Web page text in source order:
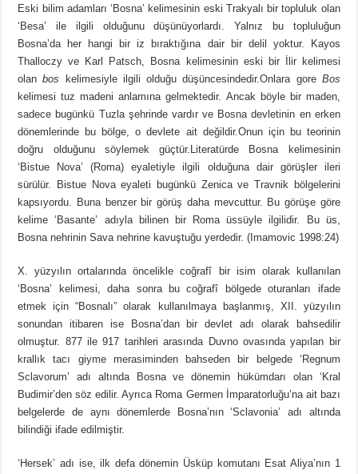
Eski bilim adamları ‘Bosna’ kelimesinin eski Trakyalı bir topluluk olan
‘Besa’ ile ilgili olduğunu düşünüyorlardı. Yalnız bu topluluğun
Bosna’da her hangi bir iz bıraktığına dair bir delil yoktur. Kayos
Thalloczy ve Karl Patsch, Bosna kelimesinin eski bir İlir kelimesi
olanbos kelimesiyle ilgili olduğu düşüncesindedir.Onlara gore Bos
kelimesi tuz madeni anlamına gelmektedir. Ancak böyle bir maden,
sadece bugünkü Tuzla şehrinde vardır ve Bosna devletinin en erken
dönemlerinde bu bölge, o devlete ait değildir.Onun için bu teorinin
doğru olduğunu söylemek güçtür.Literatürde Bosna kelimesinin
‘Bistue Nova’ (Roma) eyaletiyle ilgili olduğuna dair görüşler ileri
sürülür. Bistue Nova eyaleti bugünkü Zenica ve Travnik bölgelerini
kapsıyordu. Buna benzer bir görüş daha mevcuttur. Bu görüşe göre
kelime ‘Basante’ adıyla bilinen bir Roma üssüyle ilgilidir. Bu üs,
Bosna nehrinin Sava nehrine kavuştuğu yerdedir. (Imamovic 1998:24)
X. yüzyılın ortalarında öncelikle coğrafî bir isim olarak kullanılan
‘Bosna’ kelimesi, daha sonra bu coğrafî bölgede oturanları ifade
etmek için “Bosnalı” olarak kullanılmaya başlanmış, XII. yüzyılın
sonundan itibaren ise Bosna’dan bir devlet adı olarak bahsedilir
olmuştur. 877 ile 917 tarihleri arasında Duvno ovasında yapılan bir
krallık tacı giyme merasiminden bahseden bir belgede ‘Regnum
Sclavorum’ adı altında Bosna ve dönemin hükümdarı olan ‘Kral
Budimir’den söz edilir. Ayrıca Roma Germen İmparatorluğu’na ait bazı
belgelerde de aynı dönemlerde Bosna’nın ‘Sclavonia’ adı altında
bilindiği ifade edilmiştir.
‘Hersek’ adı ise, ilk defa dönemin Üsküp komutanı Esat Aliya’nın 1